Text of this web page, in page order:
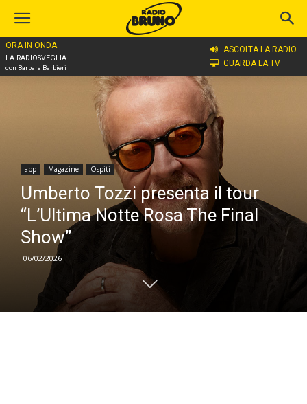
ORA IN ONDA
LA RADIOSVEGLIA
con Barbara Barbieri
ASCOLTA LA RADIO
GUARDA LA TV
Home
app Magazine Ospiti
Umberto Tozzi presenta il tour
“L’Ultima Notte Rosa The Final
Show”
06/02/2026